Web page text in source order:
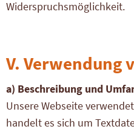
Widerspruchsmöglichkeit.
V. Verwendung
a) Beschreibung und
Unsere Webseite
handelt es sich um